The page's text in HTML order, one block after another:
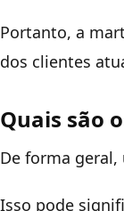
Portanto, a
dos clientes
Quais são
De forma
Isso pode